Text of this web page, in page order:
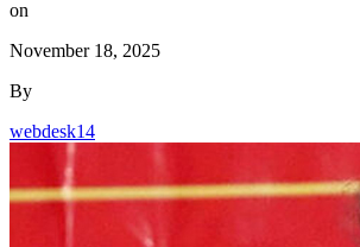
November 18, 2025
By
webdesk14